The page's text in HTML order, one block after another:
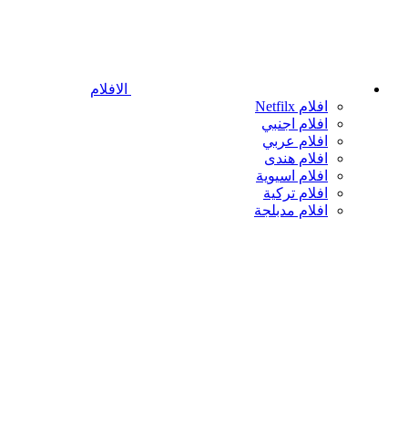
الافلام
افلام Netfilx
افلام اجنبي
افلام عربي
افلام هندى
افلام اسيوية
افلام تركية
افلام مدبلجة